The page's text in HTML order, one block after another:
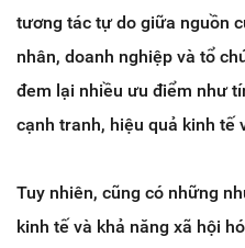
tương tác tự do giữa nguồn
nhân, doanh nghiệp và tổ
đem lại nhiều ưu điểm như
cạnh tranh, hiệu quả kinh tế
Tuy nhiên, cũng có những
kinh tế và khả năng xã hội